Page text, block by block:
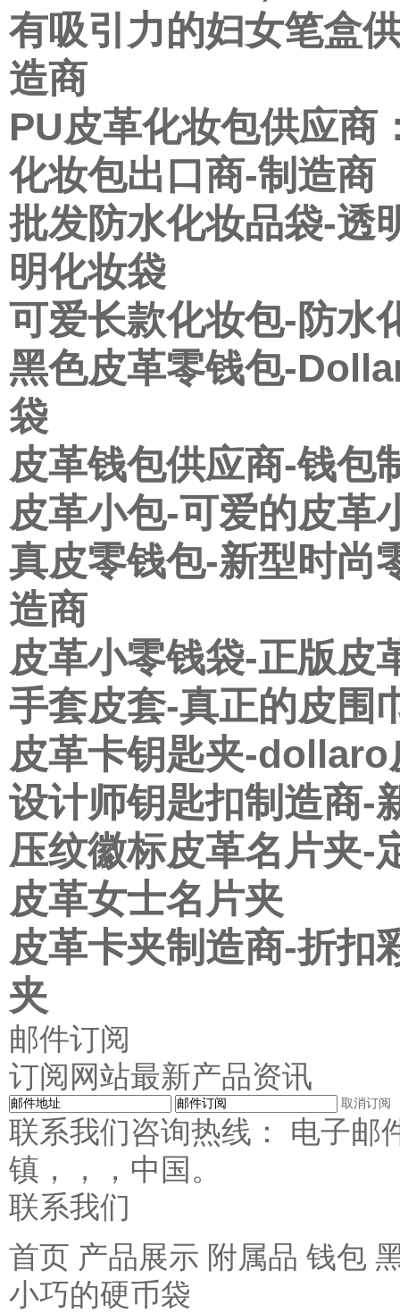
有吸引力的妇女笔盒
造商
PU皮革化妆包供应商
化妆包出口商-制造商
批发防水化妆品袋-透
明化妆袋
可爱长款化妆包-防水
黑色皮革零钱包-
袋
皮革钱包供应商-钱包
皮革小包-可爱的皮革
真皮零钱包-新型时尚
造商
皮革小零钱袋-正版皮
手套皮套-真正的皮围
皮革卡钥匙夹-
设计师钥匙扣制造商-
压纹徽标皮革名片夹-
皮革女士名片夹
皮革卡夹制造商-折扣
夹
邮件订阅
订阅网站最新产品资讯
取消订阅
联系我们咨询热线： 电子邮
镇，，，中国。
联系我们
首页 产品展示 附属品 钱包
小巧的硬币袋